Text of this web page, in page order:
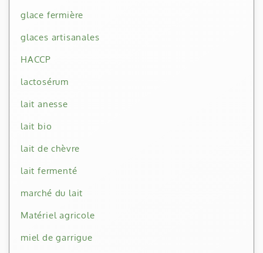
glace fermière
glaces artisanales
HACCP
lactosérum
lait anesse
lait bio
lait de chèvre
lait fermenté
marché du lait
Matériel agricole
miel de garrigue